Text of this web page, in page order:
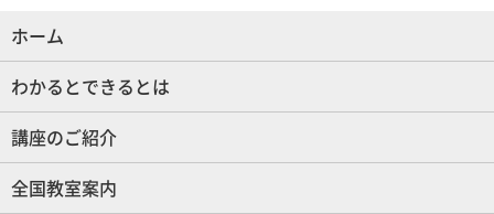
ホーム
わかるとできるとは
講座のご紹介
全国教室案内